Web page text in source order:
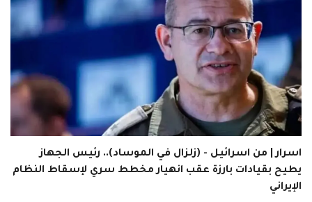
اسرار | من اسرائيل - (زلزال في الموساد).. رئيس الجهاز
يطيح بقيادات بارزة عقب انهيار مخطط سري لإسقاط النظام
الإيراني